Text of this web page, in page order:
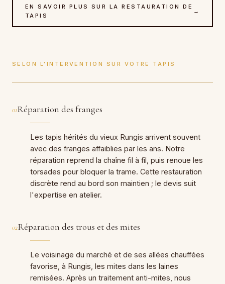
EN SAVOIR PLUS SUR LA RESTAURATION DE
TAPIS
→
SELON L'INTERVENTION SUR VOTRE TAPIS
01Réparation des franges
Les tapis hérités du vieux Rungis arrivent souvent
avec des franges affaiblies par les ans. Notre
réparation reprend la chaîne fil à fil, puis renoue les
torsades pour bloquer la trame. Cette restauration
discrète rend au bord son maintien ; le devis suit
l'expertise en atelier.
02Réparation des trous et des mites
Le voisinage du marché et de ses allées chauffées
favorise, à Rungis, les mites dans les laines
remisées. Après un traitement anti-mites, nous